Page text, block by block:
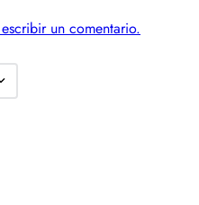
un comentario.